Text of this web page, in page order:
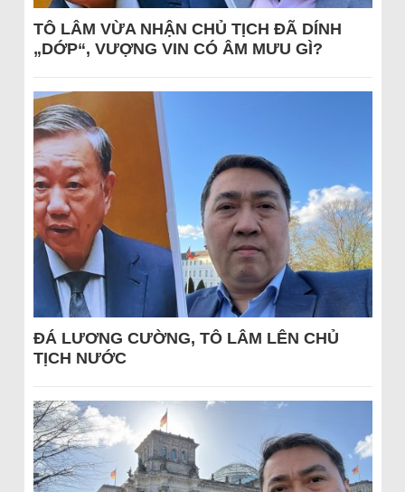
TÔ LÂM VỪA NHẬN CHỦ TỊCH ĐÃ DÍNH
„DỚP“, VƯỢNG VIN CÓ ÂM MƯU GÌ?
ĐÁ LƯƠNG CƯỜNG, TÔ LÂM LÊN CHỦ
TỊCH NƯỚC